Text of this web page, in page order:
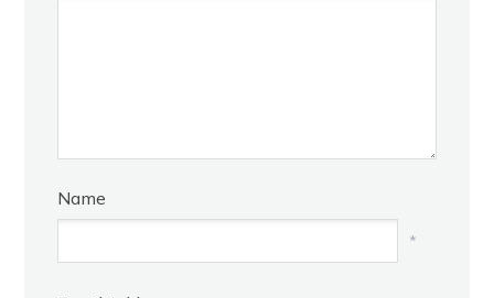
Name
*